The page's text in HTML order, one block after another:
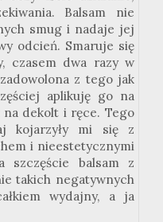
Balsam nie
smug i nadaje jej
odcień. Smaruje się
czasem dwa razy w
z tego jak
aplikuję go na
dekolt i ręce. Tego
kojarzyły mi się z
i nieestetycznymi
szczęście balsam z
takich negatywnych
wydajny, a ja